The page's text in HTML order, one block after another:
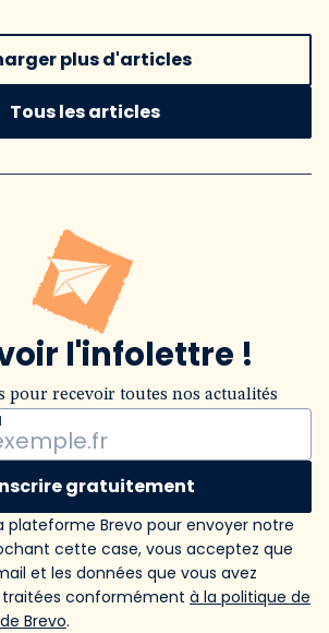
plus d'articles
Tous les articles
l'infolettre !
pour recevoir toutes nos actualités
gratuitement
plateforme Brevo pour envoyer notre
cette case, vous acceptez que
et les données que vous avez
traitées conformément à la politique de
Brevo.